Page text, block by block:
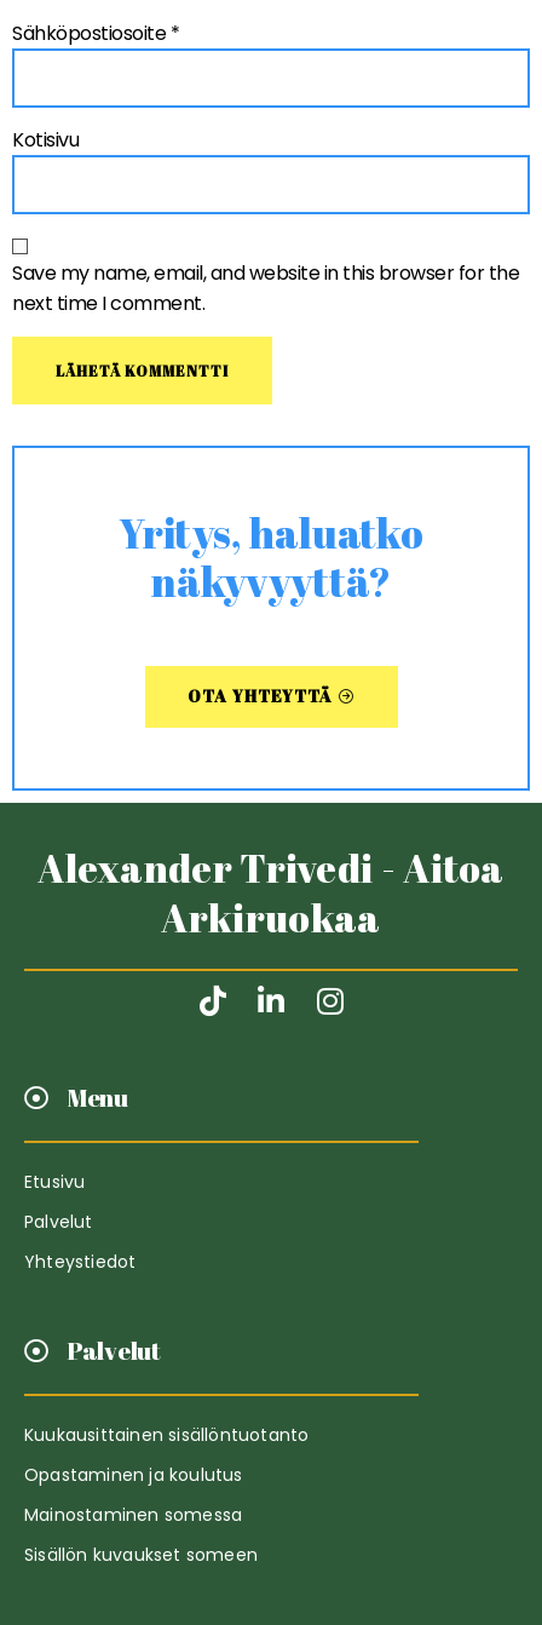
Sähköpostiosoite*
Kotisivu
Save my name, email, and website in this browser for the
next time I comment.
Yritys, haluatko
näkyvyyttä?
OTA YHTEYTTÄ
Alexander Trivedi - Aitoa
Arkiruokaa
Menu
Etusivu
Palvelut
Yhteystiedot
Palvelut
Kuukausittainen sisällöntuotanto
Opastaminen ja koulutus
Mainostaminen somessa
Sisällön kuvaukset someen